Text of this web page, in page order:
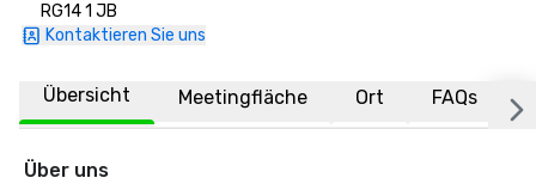
RG14 1 JB
Kontaktieren Sie uns
Übersicht Meetingfläche Ort FAQs
Über uns